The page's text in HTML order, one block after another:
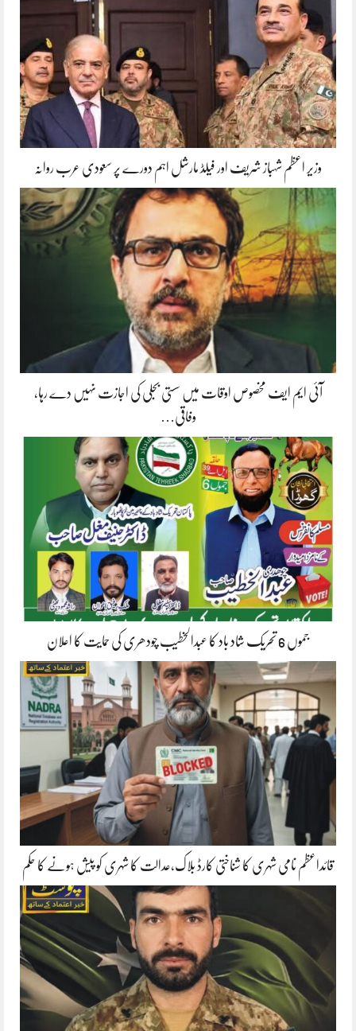
وزیر اعظم شہباز شریف اور فیلڈ مارشل اہم دورے پر سعودی عرب روانہ
آئی ایم ایف مخصوص اوقات میں سستی بجلی کی اجازت نہیں دے رہا،
وفاقی…
جموں 6 تحریک شاد باد کا عبدالخطیب چودھری کی حمایت کا اعلان
قائداعظم نامی شہری کا شناختی کارڈ بلاک،عدالت کا شہری کو پیش ہونے کا حکم